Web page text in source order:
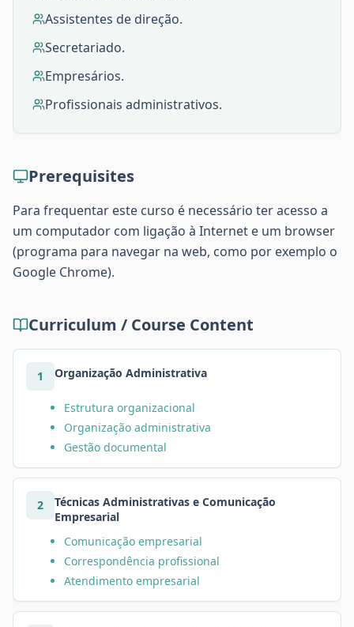
Assistentes de direção.
Secretariado.
Empresários.
Profissionais administrativos.
Prerequisites
Para frequentar este curso é necessário ter acesso a
um computador com ligação à Internet e um browser
(programa para navegar na web, como por exemplo o
Google Chrome).
Curriculum / Course Content
1 Organização Administrativa
Estrutura organizacional
Organização administrativa
Gestão documental
2
Técnicas Administrativas e Comunicação
Empresarial
Comunicação empresarial
Correspondência profissional
Atendimento empresarial